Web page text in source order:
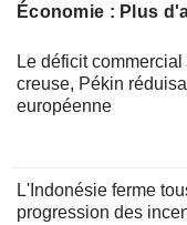
Économie : Plus
Le déficit
creuse, Pékin
européenne
L'Indonésie ferme
progression des